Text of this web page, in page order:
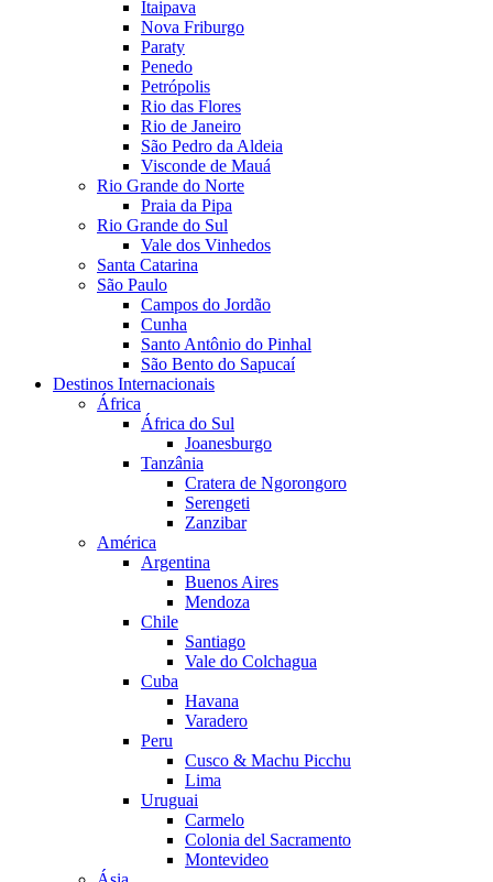
Itaipava
Nova Friburgo
Paraty
Penedo
Petrópolis
Rio das Flores
Rio de Janeiro
São Pedro da Aldeia
Visconde de Mauá
Rio Grande do Norte
Praia da Pipa
Rio Grande do Sul
Vale dos Vinhedos
Santa Catarina
São Paulo
Campos do Jordão
Cunha
Santo Antônio do Pinhal
São Bento do Sapucaí
Destinos Internacionais
África
África do Sul
Joanesburgo
Tanzânia
Cratera de Ngorongoro
Serengeti
Zanzibar
América
Argentina
Buenos Aires
Mendoza
Chile
Santiago
Vale do Colchagua
Cuba
Havana
Varadero
Peru
Cusco & Machu Picchu
Lima
Uruguai
Carmelo
Colonia del Sacramento
Montevideo